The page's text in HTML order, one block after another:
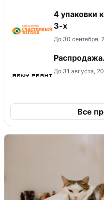
4 упаковки
3-х
До 30 сентября,
До 31 августа,
Все